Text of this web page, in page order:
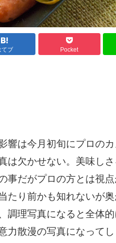
てブ Pocket
響は今月初旬にプロの
は欠かせない。美味し
事だがプロの方とは視
たり前かも知れないが
調理写真になると全体
力散漫の写真になって